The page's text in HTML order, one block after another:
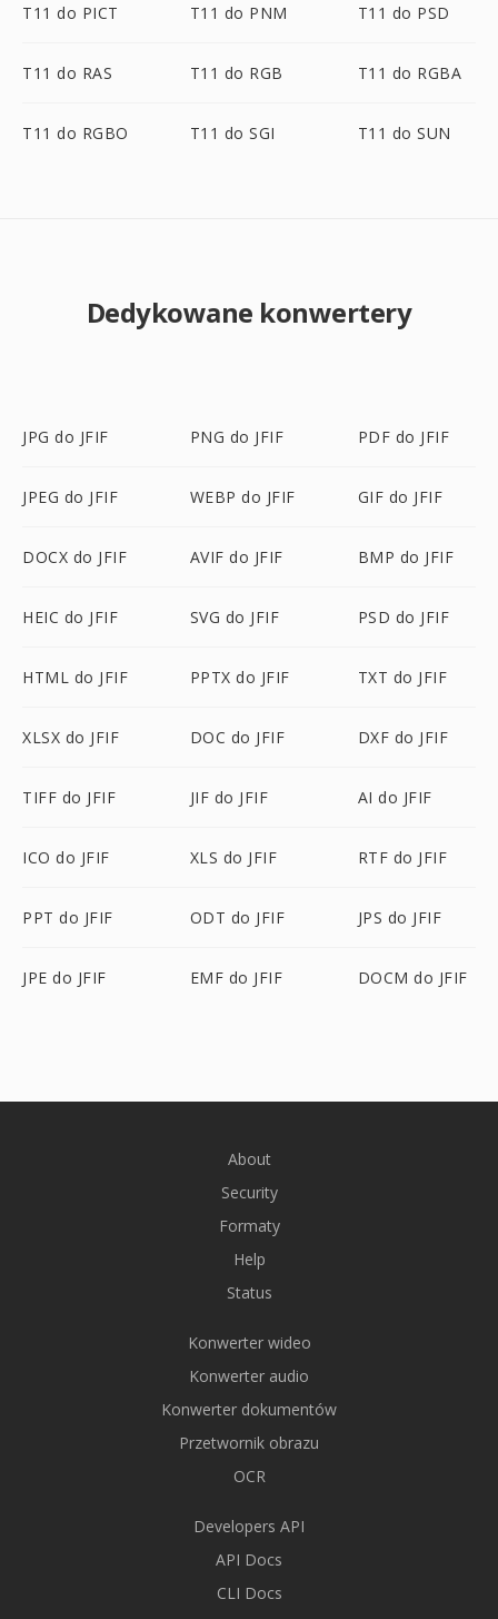
T11 do PICT T11 do PNM T11 do PSD
T11 do RAS T11 do RGB T11 do RGBA
T11 do RGBO T11 do SGI T11 do SUN
Dedykowane konwertery
JPG do JFIF PNG do JFIF PDF do JFIF
JPEG do JFIF WEBP do JFIF GIF do JFIF
DOCX do JFIF AVIF do JFIF BMP do JFIF
HEIC do JFIF SVG do JFIF PSD do JFIF
HTML do JFIF PPTX do JFIF TXT do JFIF
XLSX do JFIF DOC do JFIF DXF do JFIF
TIFF do JFIF JIF do JFIF AI do JFIF
ICO do JFIF XLS do JFIF RTF do JFIF
PPT do JFIF ODT do JFIF JPS do JFIF
JPE do JFIF EMF do JFIF DOCM do JFIF
About
Security
Formaty
Help
Status
Konwerter wideo
Konwerter audio
Konwerter dokumentów
Przetwornik obrazu
OCR
Developers API
API Docs
CLI Docs